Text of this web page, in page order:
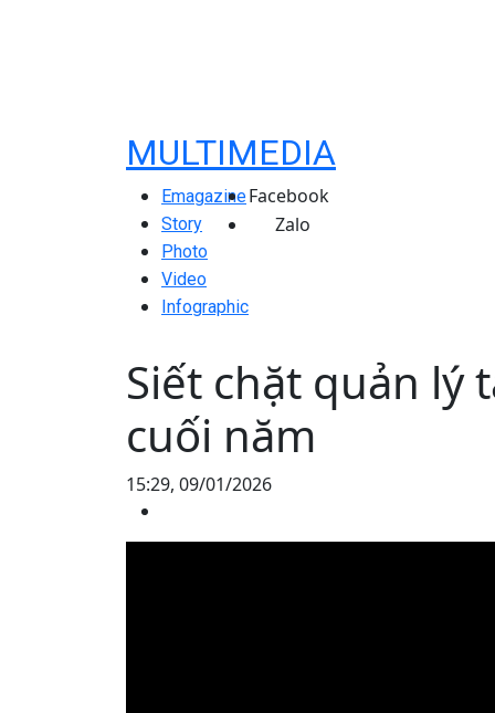
MULTIMEDIA
Emagazine
Story
Photo
Video
Infographic
Facebook
Zalo
Siết chặt quản lý
cuối năm
15:29, 09/01/2026